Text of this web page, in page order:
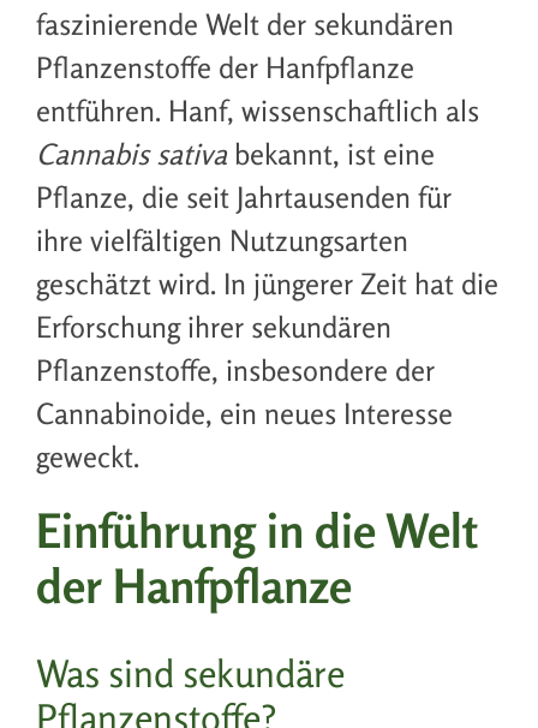
faszinierende Welt der sekundären
Pflanzenstoffe der Hanfpflanze
entführen. Hanf, wissenschaftlich als
Cannabis sativabekannt, ist eine
Pflanze, die seit Jahrtausenden für
ihre vielfältigen Nutzungsarten
geschätzt wird. In jüngerer Zeit hat die
Erforschung ihrer sekundären
Pflanzenstoffe, insbesondere der
Cannabinoide, ein neues Interesse
geweckt.
Einführung in die Welt
der Hanfpflanze
Was sind sekundäre
Pflanzenstoffe?